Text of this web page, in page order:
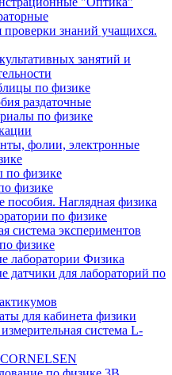
знаний учащихся.
занятий и
по физике
раздаточные
по физике
фолии, электронные
по физике
физике
пособия. Наглядная физика
по физике
система экспериментов
физике
лаборатории Физика
датчики для лабораторий по
для кабинета физики
система L-